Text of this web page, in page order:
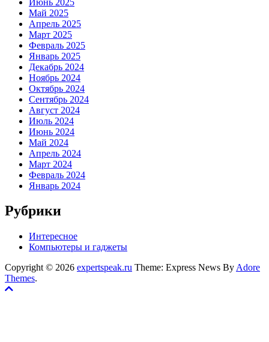
Май 2025
Апрель 2025
Март 2025
Февраль 2025
Январь 2025
Декабрь 2024
Ноябрь 2024
Октябрь 2024
Сентябрь 2024
Август 2024
Июль 2024
Июнь 2024
Май 2024
Апрель 2024
Март 2024
Февраль 2024
Январь 2024
Рубрики
Интересное
Компьютеры и гаджеты
Copyright © 2026 expertspeak.ru Theme: Express News By Adore
Themes.